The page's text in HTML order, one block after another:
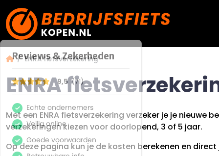
HomeENRA fietsverzekering
ENRA
Met een ENRA fietsverzekering verzeker je je
verzekeringen kiezen voor doorlopend, 3 of 5 jaar.
Op deze pagina kun je de kosten berekenen en